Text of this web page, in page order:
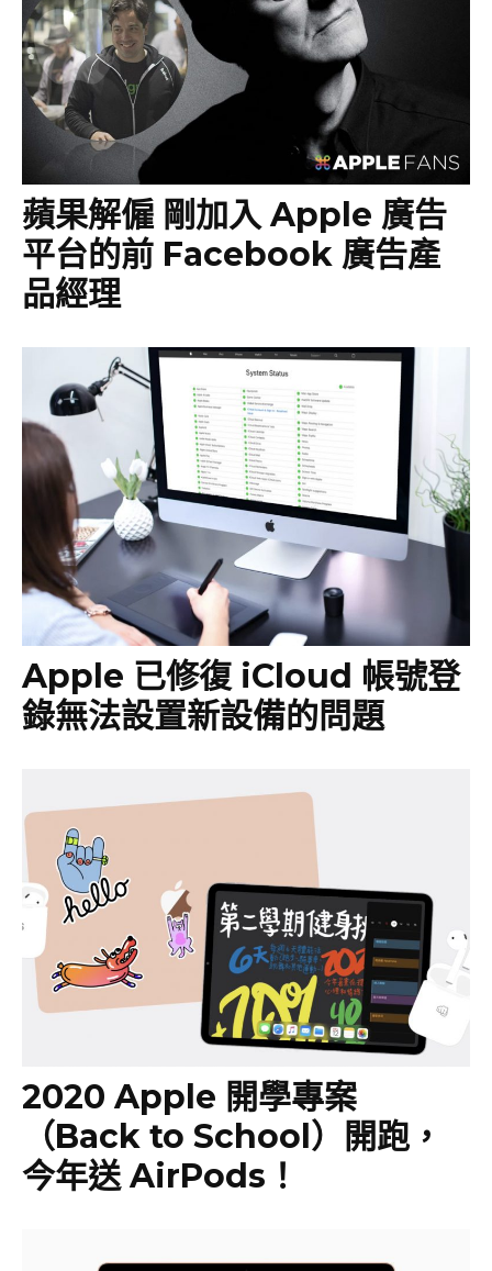
蘋果解僱 剛加入 Apple 廣告
平台的前 Facebook 廣告產
品經理
Apple 已修復 iCloud 帳號登
錄無法設置新設備的問題
2020 Apple 開學專案
（Back to School）開跑，
今年送 AirPods！